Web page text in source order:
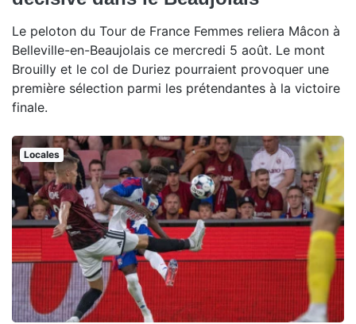
Le peloton du Tour de France Femmes reliera Mâcon à
Belleville-en-Beaujolais ce mercredi 5 août. Le mont
Brouilly et le col de Duriez pourraient provoquer une
première sélection parmi les prétendantes à la victoire
finale.
Locales